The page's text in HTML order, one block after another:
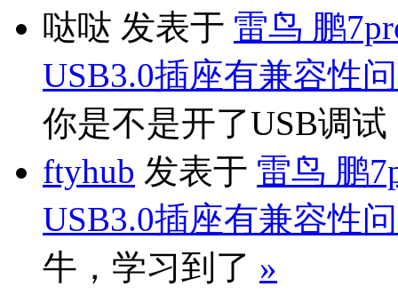
哒哒 发表于 雷鸟 鹏
USB3.0插座有兼容性
你是不是开了USB调
ftyhub 发表于 雷鸟 鹏
USB3.0插座有兼容性
牛，学习到了 »